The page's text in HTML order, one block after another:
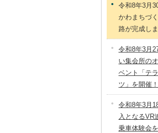
令和8年3月
かわまちづ
路が完成し
令和8年3月
い集会所の
ベント「テ
ツ」を開催！
令和8年3月
入となるVR
乗車体験会